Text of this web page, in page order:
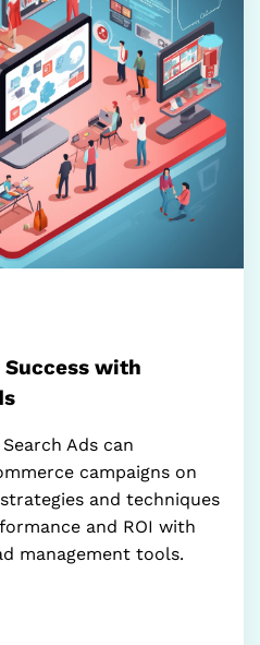
with
Ads can
campaigns on
and techniques
and ROI with
management tools.